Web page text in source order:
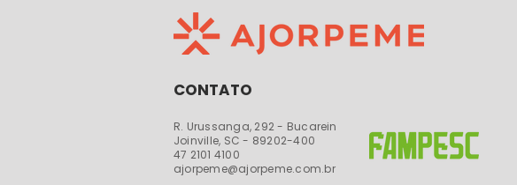
CONTATO
R. Urussanga, 292 - Bucarein
Joinville, SC - 89202-400​​
47 2101 4100
ajorpeme@ajorpeme.com.br